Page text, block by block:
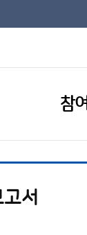
참
서